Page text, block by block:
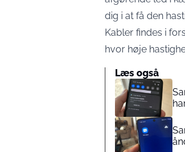
dig i at få den
Kabler findes i
hvor høje
Læs også